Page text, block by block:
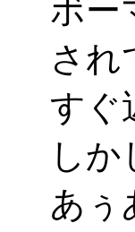
ボー
され
すぐ
し
あぅ